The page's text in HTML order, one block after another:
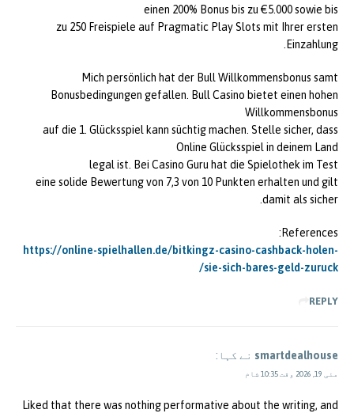
einen 200% Bonus bis zu €5.000 sowie bis
zu 250 Freispiele auf Pragmatic Play Slots mit Ihrer ersten
Einzahlung.
Mich persönlich hat der Bull Willkommensbonus samt
Bonusbedingungen gefallen. Bull Casino bietet einen hohen
Willkommensbonus
auf die 1. Glücksspiel kann süchtig machen. Stelle sicher, dass
Online Glücksspiel in deinem Land
legal ist. Bei Casino Guru hat die Spielothek im Test
eine solide Bewertung von 7,3 von 10 Punkten erhalten und gilt
damit als sicher.
References:
https://online-spielhallen.de/bitkingz-casino-cashback-holen-
sie-sich-bares-geld-zuruck/
REPLY
smartdealhouse نے کہا:
مئی 19, 2026 وقت 10:35 شام
Liked that there was nothing performative about the writing, and